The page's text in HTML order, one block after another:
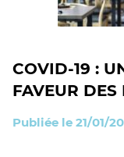
COVID-19 :
FAVEUR DES
Publiée le 21/01/